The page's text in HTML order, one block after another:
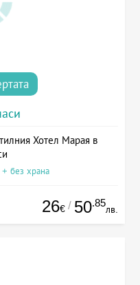
Хотел Марая в
без храна
26€ / 50.85
лв.